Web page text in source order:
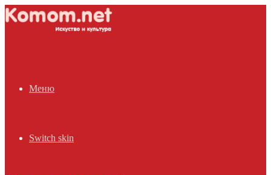
Меню
Switch skin